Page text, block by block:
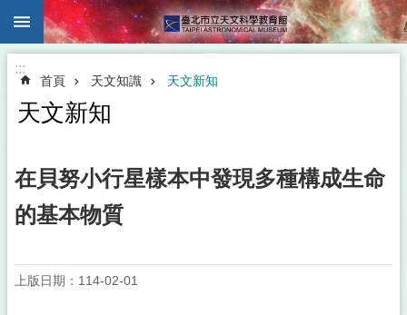
跳到主要內容區塊
:::
首頁 天文知識 天文新知
天文新知
在貝努小行星樣本中發現多種構成生命
的基本物質
上版日期：114-02-01